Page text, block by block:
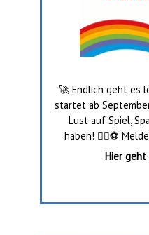
🚀 Endlich geht es
startet ab
Lust auf Spiel,
haben! 🤸‍♂️⚽️
Hier